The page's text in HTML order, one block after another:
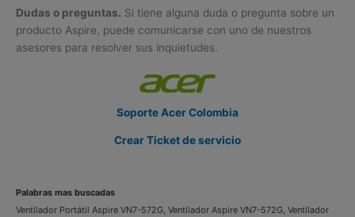
Dudas o preguntas. Si tiene alguna duda o pregunta sobre un
producto Aspire, puede comunicarse con uno de nuestros
asesores para resolver sus inquietudes.
Soporte Acer Colombia
Crear Ticket de servicio
Palabras mas buscadas
Ventilador Portátil Aspire VN7-572G, Ventilador Aspire VN7-572G, Ventilador